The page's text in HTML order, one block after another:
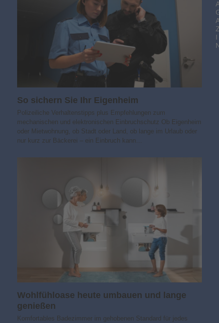
So sichern Sie Ihr Eigenheim
Polizeiliche Verhaltenstipps plus Empfehlungen zum
mechanischen und elektronischen Einbruchschutz Ob Eigenheim
oder Mietwohnung, ob Stadt oder Land, ob lange im Urlaub oder
nur kurz zur Bäckerei – ein Einbruch kann…
Wohlfühloase heute umbauen und lange
genießen
Komfortables Badezimmer im gehobenen Standard für jedes
I